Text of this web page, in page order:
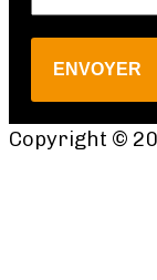
ENVOYER
Copyright ©